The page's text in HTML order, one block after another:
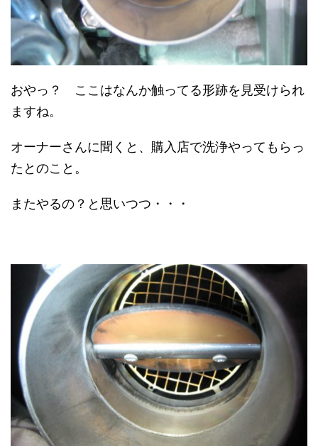
おやっ？ ここはなんか触ってる形跡を見受けられ
ますね。
オーナーさんに聞くと、購入店で洗浄やってもらっ
たとのこと。
またやるの？と思いつつ・・・